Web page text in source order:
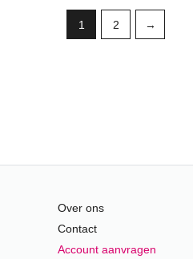
1 2 →
Over ons
Contact
Account aanvragen